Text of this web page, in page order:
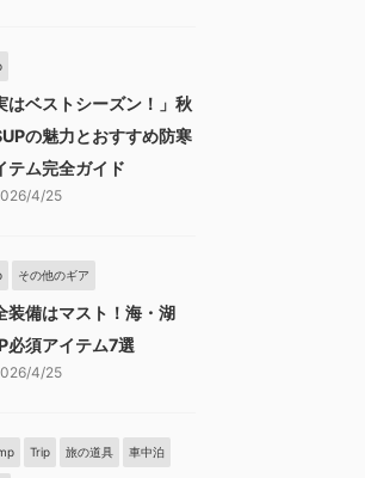
はベストシーズン！」秋
の魅力とおすすめ防寒
テム完全ガイド
4/25
その他のギア
装備はマスト！海・湖
必須アイテム7選
4/25
Trip 旅の道具 車中泊